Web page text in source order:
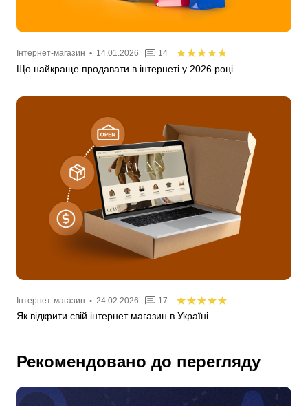
Інтернет-магазин • 14.01.2026 14
Що найкраще продавати в інтернеті у 2026 році
Інтернет-магазин • 24.02.2026 17
Як відкрити свій інтернет магазин в Україні
Рекомендовано до перегляду